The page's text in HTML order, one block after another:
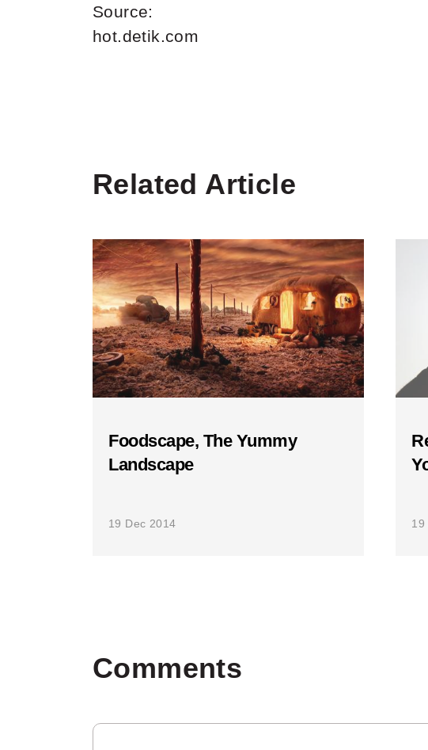
Source:
hot.detik.com
Related Article
Foodscape, The Yummy
Landscape
19 Dec 2014 19
Comments